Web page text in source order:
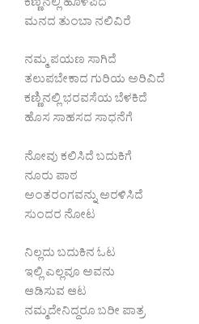
ಕಣ್ಣಿನಲ್ಲಿ ಹೊಳಪಿದೆ
ಮನದ ತುಂಬಾ ನಲಿವಿರೆ
ನಮ್ಮ ಪಯಣ ಸಾಗಿದೆ
ತಲುಪಬೇಕಾದ ಗುರಿಯ ಅರಿವಿದೆ
ಕಣ್ಣಿನಲ್ಲಿ ಭರವಸೆಯ ಬೆಳಕಿದೆ
ಹೊಸ ಸಾಹಸದ ಸಾಧನೆಗೆ
ನೋವು ಕಲಿಸಿದೆ ಬದುಕಿಗೆ
ನೂರು ಪಾಠ
ಅಂತರಂಗವನ್ನು ಅರಳಿಸಿದೆ
ಸುಂದರ ನೋಟ
ನಿಲ್ಲದು ಬದುಕಿನ ಓಟ
ಇಲ್ಲಿ ಎಲ್ಲವೂ ಅವನು
ಆಡಿಸುವ ಆಟ
ನಮ್ಮದೇನಿದ್ದರೂ ಬರೀ ಪಾತ್ರ